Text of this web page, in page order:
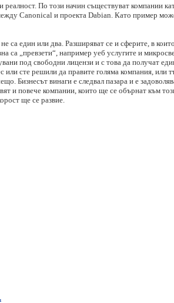
По този начин съществуват компании
Canonical и проекта Dabian. Като пример
са един или два. Разширяват се и сферите, в
са „превзети“, например уеб услугите и
под свободни лицензи и с това да получат
или сте решили да правите голяма компания,
Бизнесът винаги е следвал пазара и е
и повече компании, които ще се обърнат към
ще се развие.